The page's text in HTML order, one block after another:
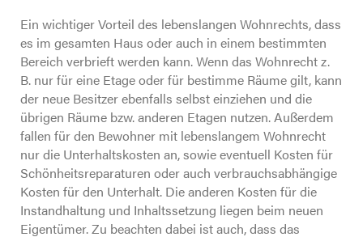
Ein wichtiger Vorteil des lebenslangen Wohnrechts, dass
es im gesamten Haus oder auch in einem bestimmten
Bereich verbrieft werden kann. Wenn das Wohnrecht z.
B. nur für eine Etage oder für bestimme Räume gilt, kann
der neue Besitzer ebenfalls selbst einziehen und die
übrigen Räume bzw. anderen Etagen nutzen. Außerdem
fallen für den Bewohner mit lebenslangem Wohnrecht
nur die Unterhaltskosten an, sowie eventuell Kosten für
Schönheitsreparaturen oder auch verbrauchsabhängige
Kosten für den Unterhalt. Die anderen Kosten für die
Instandhaltung und Inhaltssetzung liegen beim neuen
Eigentümer. Zu beachten dabei ist auch, dass das